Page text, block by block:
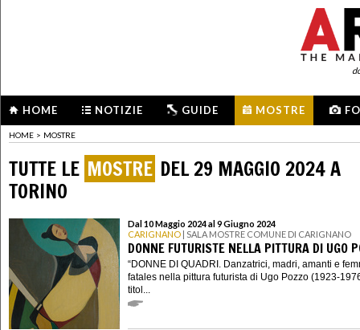
HOME NOTIZIE GUIDE MOSTRE
HOME > MOSTRE
TUTTE LE MOSTRE DEL 29 MAGGIO 2024 A
TORINO
Dal 10 Maggio 2024 al 9 Giugno 2024
CARIGNANO | SALA MOSTRE COMUNE DI CARIGNANO
DONNE FUTURISTE NELLA PITTURA DI UGO
“DONNE DI QUADRI. Danzatrici, madri, amanti e
fatales nella pittura futurista di Ugo Pozzo (1923-
titol...